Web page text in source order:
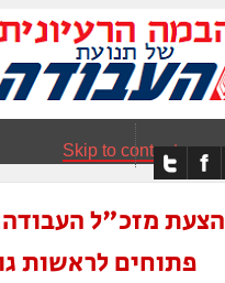
Skip to content
הצעת מזכ"ל
פתוחים לראשות